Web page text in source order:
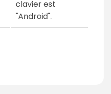
clavier est
"Android".